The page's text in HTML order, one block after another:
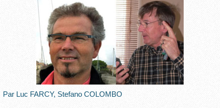
Par Luc FARCY, Stefano COLOMBO